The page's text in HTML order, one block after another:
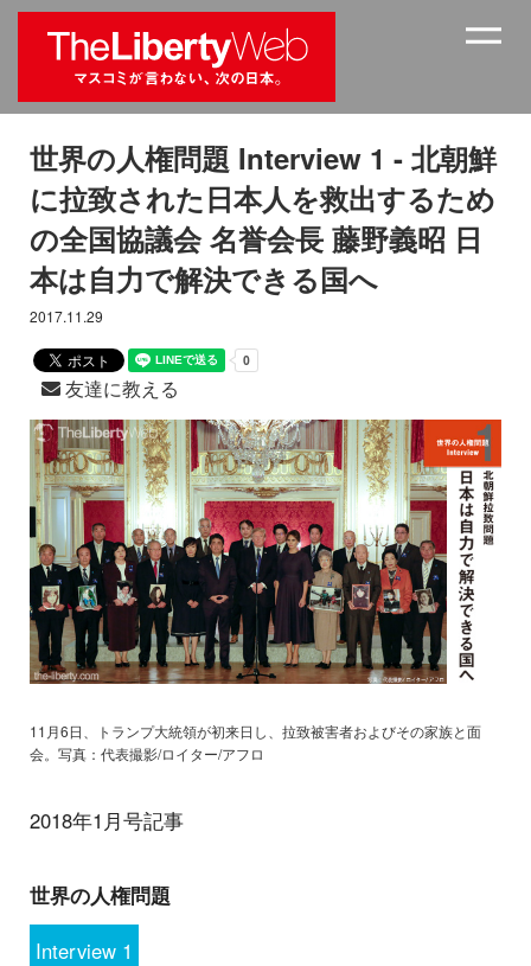
世界の人権問題 Interview 1 - 北朝鮮
に拉致された日本人を救出するため
の全国協議会 名誉会長 藤野義昭 日
本は自力で解決できる国へ
2017.11.29
友達に教える
11月6日、トランプ大統領が初来日し、拉致被害者およびその家族と面
会。写真：代表撮影/ロイター/アフロ
2018年1月号記事
世界の人権問題
Interview 1